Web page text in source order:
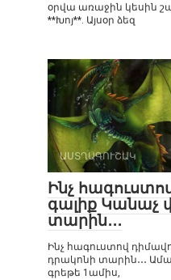
օրվա առաջին կեսին
**Խոյ**. Այսօր ձեզ
ԱՍՏՂԱԳՈՒՇԱԿ
Ինչ
գալիք Կանաչ
տարին․․․
Ինչ հագուստով
դրակոնի տարին․․․
գրեթե 1ամիս,